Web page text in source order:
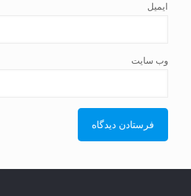
ایمیل
وب‌ سایت